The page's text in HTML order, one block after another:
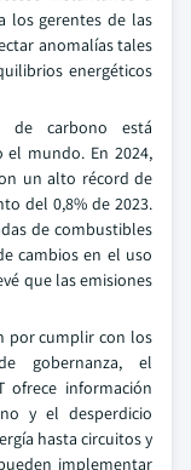
los gerentes de las
anomalías tales
energéticos
de carbono está
mundo. En 2024,
un alto récord de
del 0,8% de 2023.
de combustibles
cambios en el uso
que las emisiones
por cumplir con los
gobernanza, el
ofrece información
y el desperdicio
hasta circuitos y
implementar